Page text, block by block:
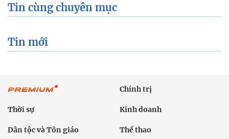
Tin cùng chuyên mục
Tin mới
Chính trị
Thời sự Kinh doanh
Dân tộc và Tôn giáo Thể thao